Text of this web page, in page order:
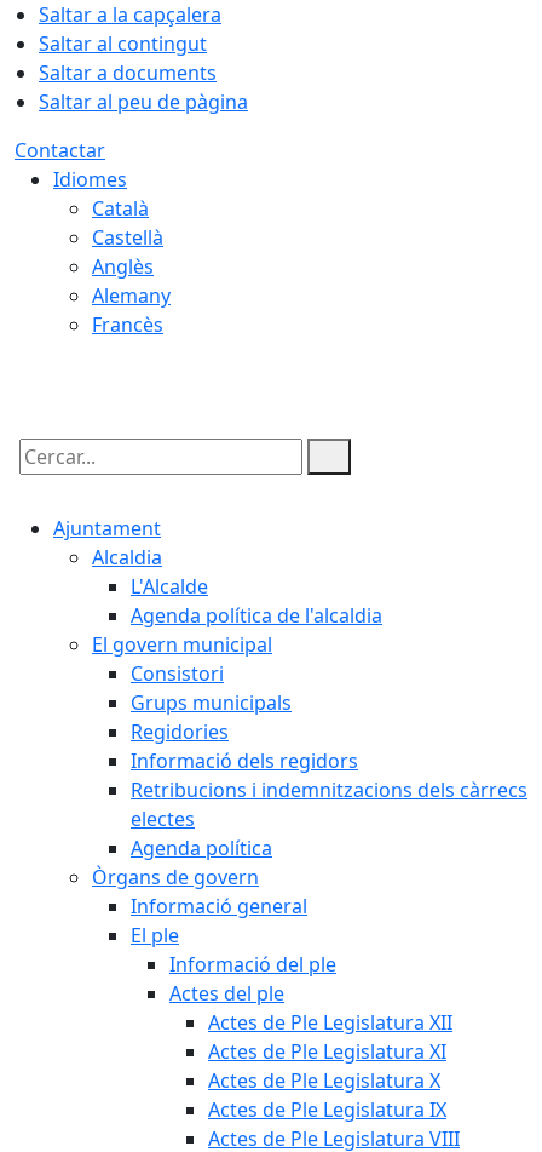
Saltar a la capçalera
Saltar al contingut
Saltar a documents
Saltar al peu de pàgina
Contactar
Idiomes
Català
Castellà
Anglès
Alemany
Francès
Cercar:
Ajuntament
Alcaldia
L'Alcalde
Agenda política de l'alcaldia
El govern municipal
Consistori
Grups municipals
Regidories
Informació dels regidors
Retribucions i indemnitzacions dels càrrecs
electes
Agenda política
Òrgans de govern
Informació general
El ple
Informació del ple
Actes del ple
Actes de Ple Legislatura XII
Actes de Ple Legislatura XI
Actes de Ple Legislatura X
Actes de Ple Legislatura IX
Actes de Ple Legislatura VIII